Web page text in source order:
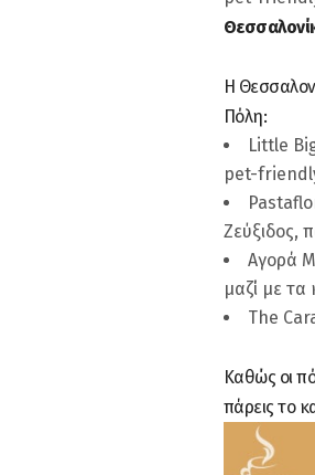
Η
Πόλη:
Little
pet-
Ζεύξιδος,
Αγορά
μαζί με τα
The
Καθώς οι
πάρεις το